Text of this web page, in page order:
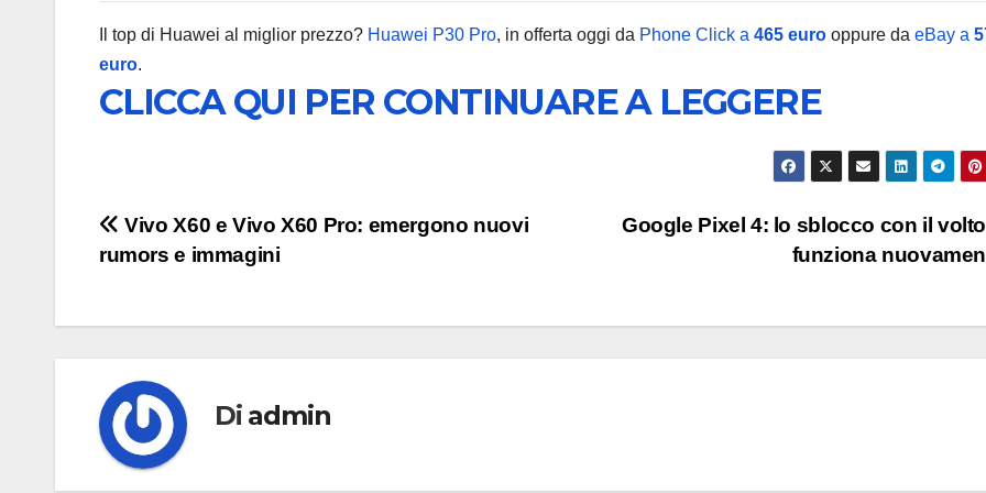
Il top di Huawei al miglior prezzo? Huawei P30 Pro, in offerta oggi da Phone Click a 465 euro oppure da eBay a
euro.
CLICCA QUI PER CONTINUARE A LEGGERE
Navigazione
Google Pixel 4: lo sblocco con il
funziona
Vivo X60 e Vivo X60 Pro: emergono nuovi
rumors e immagini
Di admin
Edifier
da 100
6 AGOSTO